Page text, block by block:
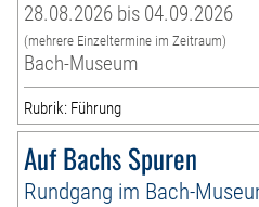
28.08.2026 bis 04.09.2026
(mehrere Einzeltermine im Zeitraum)
Bach-Museum
Rubrik: Führung
Auf Bachs Spuren
Rundgang im Bach-